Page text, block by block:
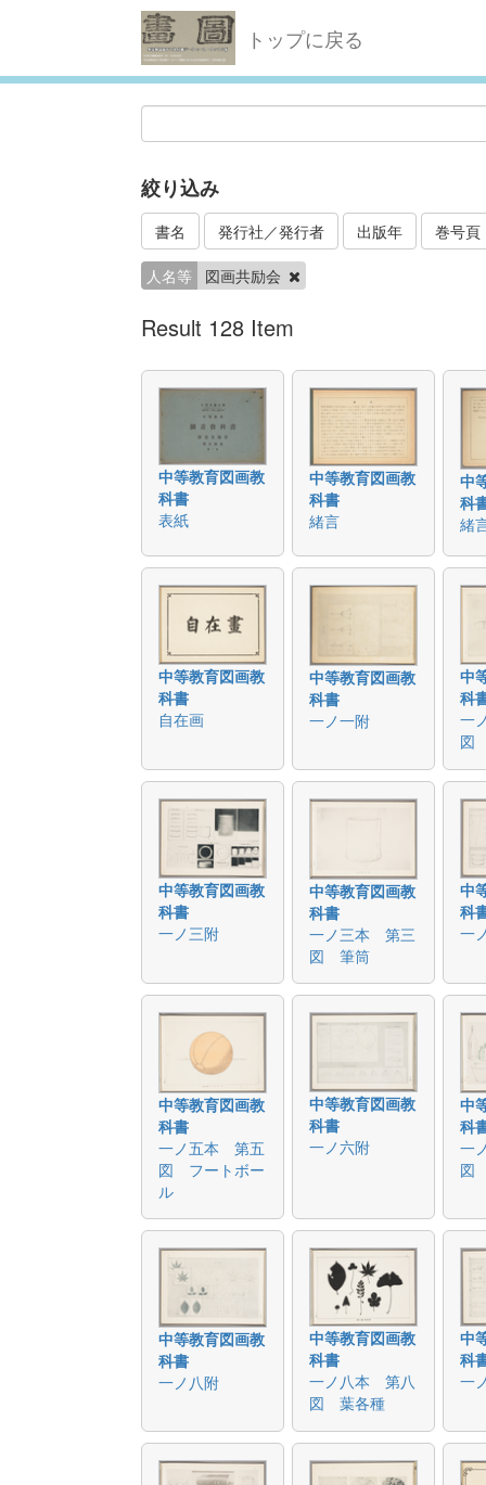
トップに戻る
絞り込み
書名 発行社／発行者 出版年 巻号頁
人名等 図画共励会
Result 128 Item
中等教育図画教
科書
表紙
中等教育図画教
科書
緒言
中
科
緒
中等教育図画教
科書
自在画
中等教育図画教
科書
一ノ一附
中
科
一
図
中等教育図画教
科書
一ノ三附
中等教育図画教
科書
一ノ三本 第三
図 筆筒
中
科
一
中等教育図画教
科書
一ノ五本 第五
図 フートボー
ル
中等教育図画教
科書
一ノ六附
中
科
一
図
中等教育図画教
科書
一ノ八附
中等教育図画教
科書
一ノ八本 第八
図 葉各種
中
科
一